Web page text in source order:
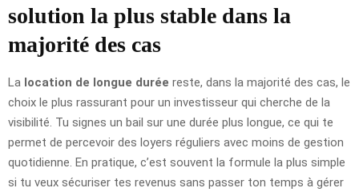
solution la plus stable dans la
majorité des cas
La location de longue durée reste, dans la majorité des cas, le
choix le plus rassurant pour un investisseur qui cherche de la
visibilité. Tu signes un bail sur une durée plus longue, ce qui te
permet de percevoir des loyers réguliers avec moins de gestion
quotidienne. En pratique, c’est souvent la formule la plus simple
si tu veux sécuriser tes revenus sans passer ton temps à gérer